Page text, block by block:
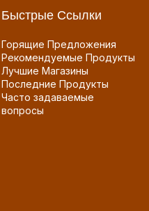
Быстрые Ссылки
Горящие Предложения
Рекомендуемые Продукты
Лучшие Магазины
Последние Продукты
Часто задаваемые
вопросы